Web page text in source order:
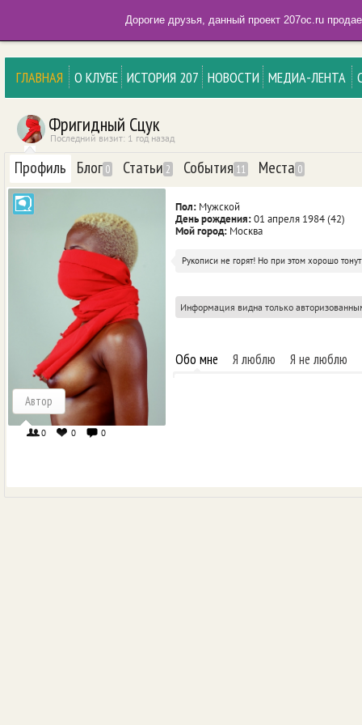
ГЛАВНАЯ О КЛУБЕ ИСТОРИЯ 207 НОВОСТИ МЕДИА-ЛЕНТА
Фригидный Сцук
Последний визит: 1 год назад
Профиль Блог 0 Статьи 2 События 11 Места 0
Автор
0 0 0
Пол: Мужской
День рождения:01 апреля 1984 (42)
Мой город: Москва
Рукописи не горят! Но при этом хорошо
Информация видна только
Обо мне Я люблю Я не люблю
Дорогие друзья, данный проект 207oc.ru